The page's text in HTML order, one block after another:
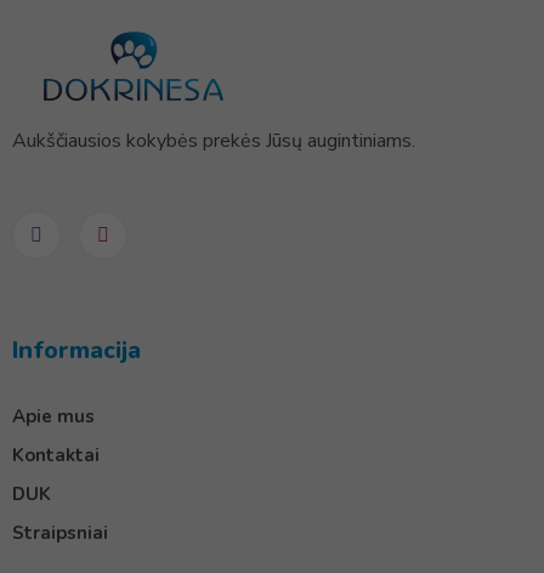
Aukščiausios kokybės prekės Jūsų augintiniams.
Informacija
Apie mus
Kontaktai
DUK
Straipsniai